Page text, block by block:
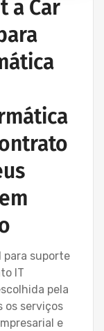
a Car
para suporte
IT
pela
os serviços
e